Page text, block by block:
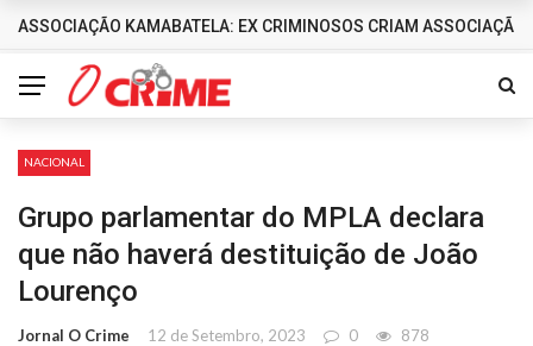
DESTAQUES
ASSOCIAÇÃO KAMABATELA: EX CRIMINOSOS CRIAM
NACIONAL
Grupo parlamentar do MPLA declara
que não haverá destituição de João
Lourenço
Jornal O Crime 12 de Setembro, 2023 0 878